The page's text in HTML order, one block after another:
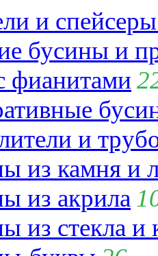
и
бусины и
фианитами
и
из камня и
из акрила
из стекла и